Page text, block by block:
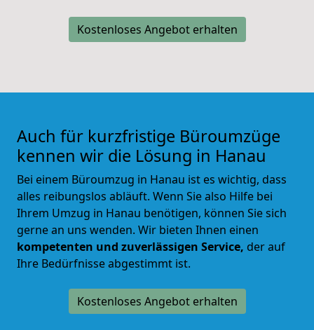
Kostenloses Angebot erhalten
Auch für kurzfristige Büroumzüge
kennen wir die Lösung in Hanau
Bei einem Büroumzug in Hanau ist es wichtig, dass
alles reibungslos abläuft. Wenn Sie also Hilfe bei
Ihrem Umzug in Hanau benötigen, können Sie sich
gerne an uns wenden. Wir bieten Ihnen einen
kompetenten und zuverlässigen Service, der auf
Ihre Bedürfnisse abgestimmt ist.
Kostenloses Angebot erhalten